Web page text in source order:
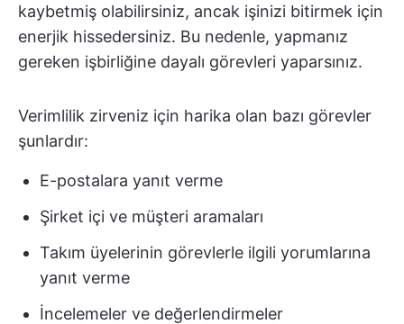
kaybetmiş olabilirsiniz, ancak işinizi bitirmek için
enerjik hissedersiniz. Bu nedenle, yapmanız
gereken işbirliğine dayalı görevleri yaparsınız.
Verimlilik zirveniz için harika olan bazı görevler
şunlardır:
E-postalara yanıt verme
Şirket içi ve müşteri aramaları
Takım üyelerinin görevlerle ilgili yorumlarına
yanıt verme
İncelemeler ve değerlendirmeler